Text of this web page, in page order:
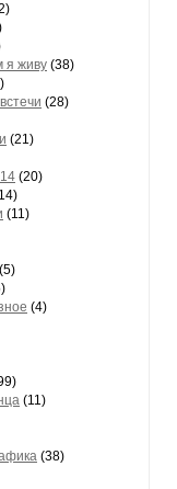
я живу (38)
(28)
(21)
(20)
(11)
(5)
(4)
(11)
(38)